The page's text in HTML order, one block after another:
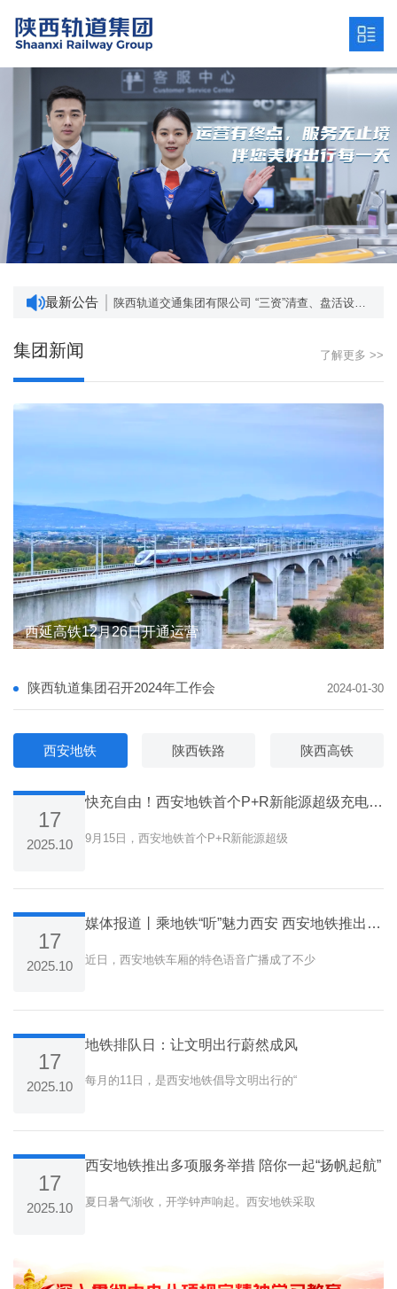
最新公告
陕西轨道交通集团有限公司发展战略研究服务项目招标公告 （项目编号：SCZC2024-ZB-1456/001）
深入贯彻中央八项规定精神学习教育 网络意见箱
陕西轨道交通集团有限公司 “三资”清查、盘活设计及资产管理系统建设项目询价公告
深入贯彻中央八项规定精神学习教育 网络意见箱
集团新闻 了解更多 >>
陕西轨道集团与省邮政管理局携手推进“轨道交通+邮政快递”融合发展
陕西轨道集团督导宝麟铁路公司安全生产与防汛备汛
陕西轨道交通集团有限公司 主要负责人及安全生产管理人员安全教育专题培训班圆满完成
西延高铁12月26日开通运营
陕西轨道集团举行学习贯彻党的二十届四中全会精神宣讲报告会
陕西轨道集团与省邮政管理局携手推进“轨道交通+邮政快递”融合发展
陕西轨道集团督导宝麟铁路公司安全生产与防汛备汛
陕西轨道集团召开2024年工作会 2024-01-30
西安地铁 陕西铁路 陕西高铁
17
2025.10
快充自由！西安地铁首个P+R新能源超级充电站开业试运营
9月15日，西安地铁首个P+R新能源超级
17
2025.10
媒体报道丨乘地铁“听”魅力西安 西安地铁推出特色语音广播
近日，西安地铁车厢的特色语音广播成了不少
17
2025.10
地铁排队日：让文明出行蔚然成风
每月的11日，是西安地铁倡导文明出行的“
17
2025.10
西安地铁推出多项服务举措 陪你一起“扬帆起航”
夏日暑气渐收，开学钟声响起。西安地铁采取